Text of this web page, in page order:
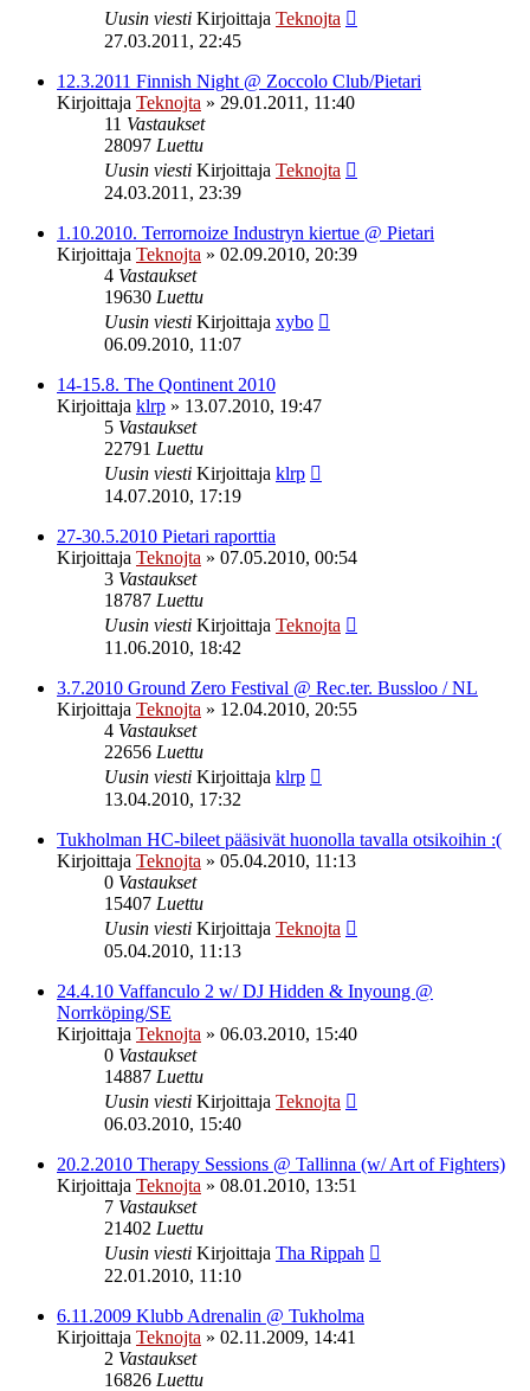
Uusin viesti Kirjoittaja Teknojta
27.03.2011, 22:45
12.3.2011 Finnish Night @ Zoccolo Club/Pietari
Kirjoittaja Teknojta » 29.01.2011, 11:40
11 Vastaukset
28097 Luettu
Uusin viesti Kirjoittaja Teknojta
24.03.2011, 23:39
1.10.2010. Terrornoize Industryn kiertue @ Pietari
Kirjoittaja Teknojta » 02.09.2010, 20:39
4 Vastaukset
19630 Luettu
Uusin viesti Kirjoittaja xybo
06.09.2010, 11:07
14-15.8. The Qontinent 2010
Kirjoittaja klrp » 13.07.2010, 19:47
5 Vastaukset
22791 Luettu
Uusin viesti Kirjoittaja klrp
14.07.2010, 17:19
27-30.5.2010 Pietari raporttia
Kirjoittaja Teknojta » 07.05.2010, 00:54
3 Vastaukset
18787 Luettu
Uusin viesti Kirjoittaja Teknojta
11.06.2010, 18:42
3.7.2010 Ground Zero Festival @ Rec.ter. Bussloo / NL
Kirjoittaja Teknojta » 12.04.2010, 20:55
4 Vastaukset
22656 Luettu
Uusin viesti Kirjoittaja klrp
13.04.2010, 17:32
Tukholman HC-bileet pääsivät huonolla tavalla otsikoihin :(
Kirjoittaja Teknojta » 05.04.2010, 11:13
0 Vastaukset
15407 Luettu
Uusin viesti Kirjoittaja Teknojta
05.04.2010, 11:13
24.4.10 Vaffanculo 2 w/ DJ Hidden & Inyoung @
Norrköping/SE
Kirjoittaja Teknojta » 06.03.2010, 15:40
0 Vastaukset
14887 Luettu
Uusin viesti Kirjoittaja Teknojta
06.03.2010, 15:40
20.2.2010 Therapy Sessions @ Tallinna (w/ Art of Fighters)
Kirjoittaja Teknojta » 08.01.2010, 13:51
7 Vastaukset
21402 Luettu
Uusin viesti Kirjoittaja Tha Rippah
22.01.2010, 11:10
6.11.2009 Klubb Adrenalin @ Tukholma
Kirjoittaja Teknojta » 02.11.2009, 14:41
2 Vastaukset
16826 Luettu